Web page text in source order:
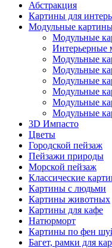
Абстракция
Картины для
Модульные
Модульные
Интерьерные
Модульные
Модульные
Модульные
Модульные
Модульные
Модульные
3D Импасто
Цветы
Городской пейзаж
Пейзажи природы
Морской пейзаж
Классические
Картины с людьми
Картины животных
Картины для кафе
Натюрморт
Картины по фен
Багет, рамки для